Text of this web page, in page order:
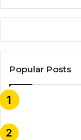
Popular Posts